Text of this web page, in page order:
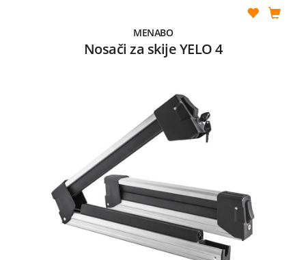
MENABO
Nosači za skije YELO 4